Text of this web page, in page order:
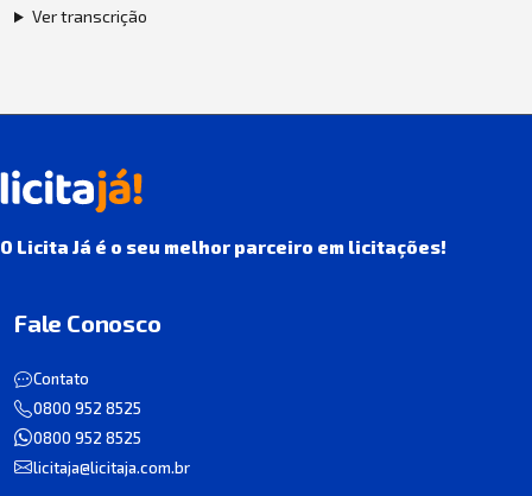
Ver transcrição
O Licita Já é o seu melhor parceiro em licitações!
Fale Conosco
Contato
0800 952 8525
0800 952 8525
licitaja@licitaja.com.br